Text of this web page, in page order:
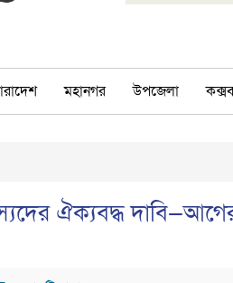
মহানগর উপজেলা
ঐক্যবদ্ধ